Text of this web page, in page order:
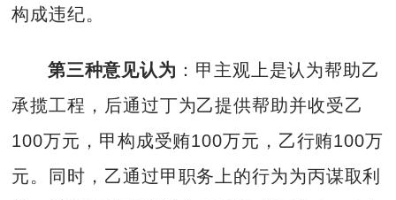
构成违纪。
第三种意见认为 ：甲主观上是认为帮助乙
承揽工程，后通过丁为乙提供帮助并收受乙
100万元，甲构成受贿100万元，乙行贿100万
元。同时，乙通过甲职务上的行为为丙谋取利